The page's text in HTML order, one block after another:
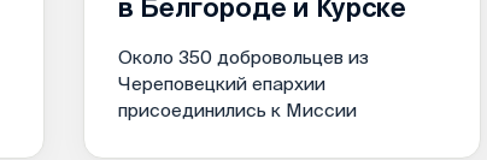
в Белгороде и Курске
Около 350 добровольцев из
Череповецкий епархии
присоединились к Миссии